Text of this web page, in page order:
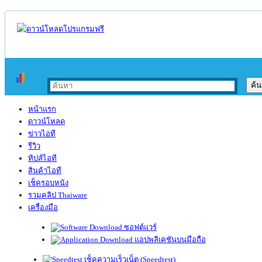
หน้าแรก
ดาวน์โหลด
ข่าวไอที
รีวิว
ทิปส์ไอที
สินค้าไอที
เช็ครอบหนัง
รวมคลิป Thaiware
เครื่องมือ
ซอฟต์แวร์
แอปพลิเคชันบนมือถือ
เช็คความเร็วเน็ต (Speedtest)